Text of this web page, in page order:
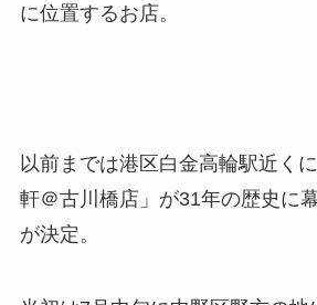
に位置するお店。
以前までは港区白金高輪駅近く
軒＠古川橋店」が31年の歴史に
が決定。